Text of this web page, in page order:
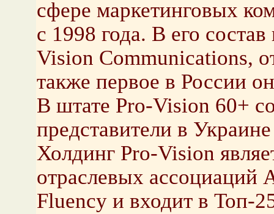
сфере маркетинговых
с 1998 года. В его
Vision Communications,
также первое в России
В штате Pro-Vision 60+
представители в
Холдинг Pro-Vision
отраслевых
Fluency и входит в Топ-